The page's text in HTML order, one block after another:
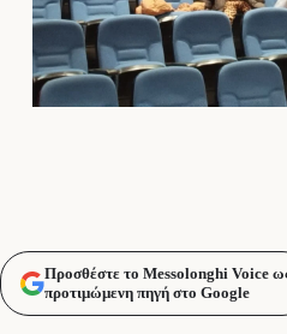
Προσθέστε το Messolonghi Voice
προτιμώμενη πηγή στο Google